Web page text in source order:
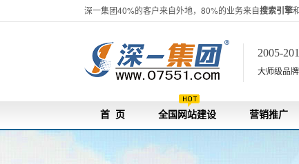
深一集团40%的客户来自外地，80%的业务来自搜索引擎
2005-
大师级品
首 页 全国网站建设 营销推广